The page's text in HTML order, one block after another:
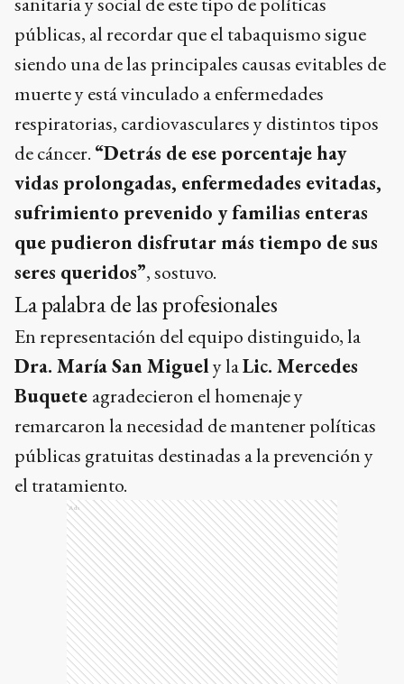
públicas, al recordar que el tabaquismo sigue
siendo una de las principales causas evitables de
muerte y está vinculado a enfermedades
respiratorias, cardiovasculares y distintos tipos
de cáncer. “Detrás de ese porcentaje hay
vidas prolongadas, enfermedades evitadas,
sufrimiento prevenido y familias enteras
que pudieron disfrutar más tiempo de sus
seres queridos”, sostuvo.
La palabra de las profesionales
En representación del equipo distinguido, la
Dra. María San Miguely laLic. Mercedes
Buquete agradecieron el homenaje y
remarcaron la necesidad de mantener políticas
públicas gratuitas destinadas a la prevención y
el tratamiento.
Ads